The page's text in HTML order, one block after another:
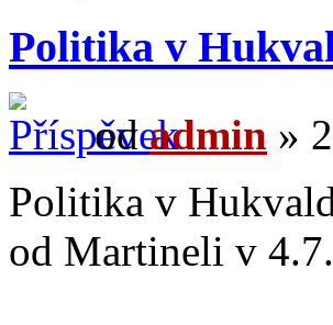
Politika v
odadmin »
Politika v
od Martineli v